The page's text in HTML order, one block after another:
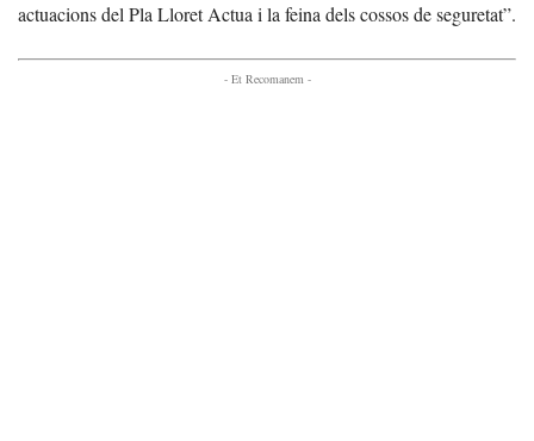
actuacions del Pla Lloret Actua i la feina dels cossos de seguretat”.
- Et Recomanem -